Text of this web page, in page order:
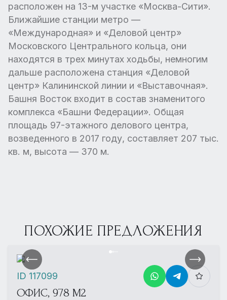
расположен на 13-м участке «Москва-Сити».
Ближайшие станции метро —
«Международная» и «Деловой центр»
Московского Центрального кольца, они
находятся в трех минутах ходьбы, немногим
дальше расположена станция «Деловой
центр» Калининской линии и «Выставочная».
Башня Восток входит в состав знаменитого
комплекса «Башни Федерации». Общая
площадь 97-этажного делового центра,
возведенного в 2017 году, составляет 207 тыс.
кв. м, высота — 370 м.
ПОХОЖИЕ ПРЕДЛОЖЕНИЯ
ОФИС, 978 М2
ID 117099